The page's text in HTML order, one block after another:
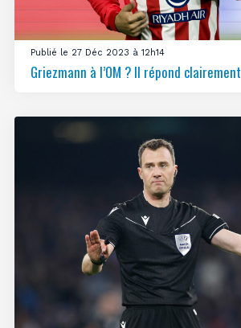
Publié le 27 Déc 2023 à 12h14
Griezmann à l’OM ? Il répond clairement